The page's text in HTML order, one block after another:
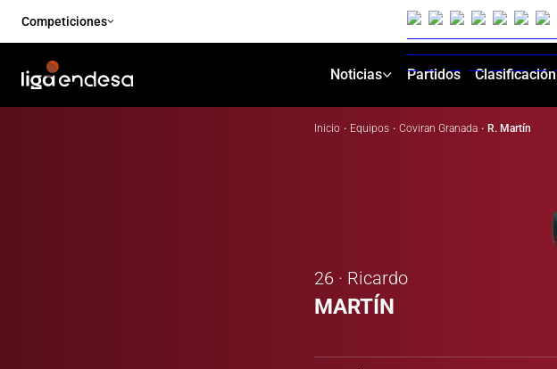
Competiciones
Noticias Partidos Clasificación
Inicio · Equipos · Coviran Granada · R. Martín
26 · Ricardo
MARTÍN